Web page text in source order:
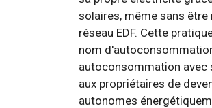
solaires, même sans être
réseau EDF. Cette
nom
autoconsommation avec
aux propriétaires de
autonomes